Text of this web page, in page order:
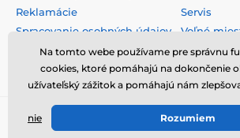
Reklamácie
Spracovanie osobných údajov
Doprava a platba
Odstúpenie od zmluvy
Servis
Voľné
Kontakt
© 2026 www.mobilmajak.sk ⦁ E-shop
Na tomto webe používame pre správnu
cookies, ktoré pomáhajú na dokončenie
užívateľský zážitok a pomáhajú nám
nie Rozumiem